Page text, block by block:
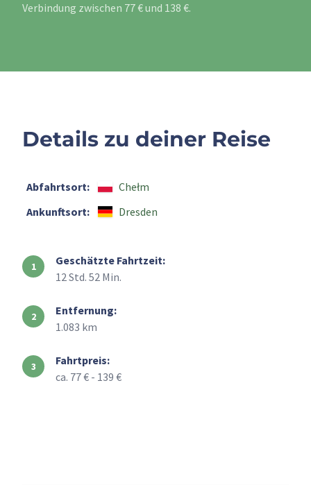
Verbindung zwischen 77 € und 138 €.
Details zu deiner Reise
Abfahrtsort:
Chełm
Ankunftsort:
Dresden
Geschätzte Fahrtzeit:
12 Std. 52 Min.
Entfernung:
1.083 km
Fahrtpreis:
ca. 77 € - 139 €